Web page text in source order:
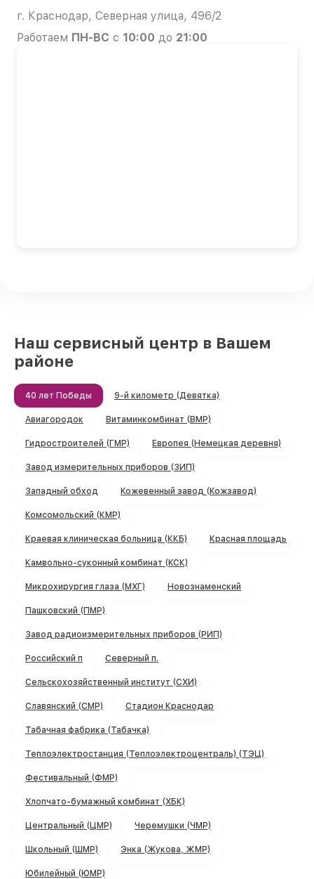
г. Краснодар, Северная улица, 496/2
Работаем ПН-ВС с 10:00 до 21:00
Наш сервисный центр в Вашем
районе
40 лет Победы 9-й километр (Девятка)
Авиагородок Витаминкомбинат (ВМР)
Гидростроителей (ГМР) Европея (Немецкая деревня)
Завод измерительных приборов (ЗИП)
Западный обход Кожевенный завод (Кожзавод)
Комсомольский (КМР)
Краевая клиническая больница (ККБ) Красная площадь
Камвольно-суконный комбинат (КСК)
Микрохирургия глаза (МХГ) Новознаменский
Пашковский (ПМР)
Завод радиоизмерительных приборов (РИП)
Российский п Северный п.
Сельскохозяйственный институт (СХИ)
Славянский (СМР) Стадион Краснодар
Табачная фабрика (Табачка)
Теплоэлектростанция (Теплоэлектроцентраль) (ТЭЦ)
Фестивальный (ФМР)
Хлопчато-бумажный комбинат (ХБК)
Центральный (ЦМР) Черемушки (ЧМР)
Школьный (ШМР) Энка (Жукова, ЖМР)
Юбилейный (ЮМР)